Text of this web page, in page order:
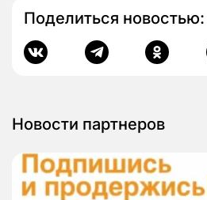
Поделиться новостью:
Новости партнеров